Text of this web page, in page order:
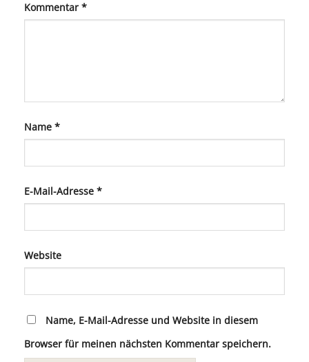
Kommentar *
Name *
E-Mail-Adresse *
Website
Name, E-Mail-Adresse und Website in diesem
Browser für meinen nächsten Kommentar speichern.